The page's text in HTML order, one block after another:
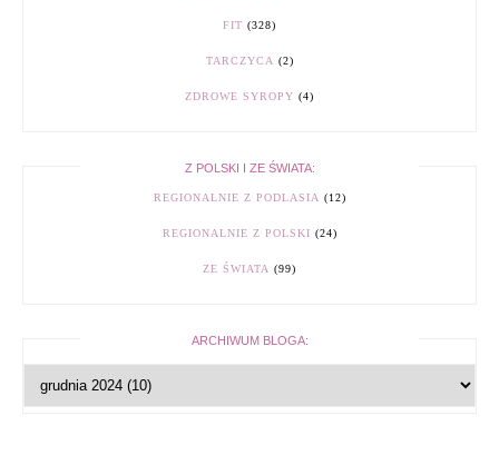
FIT (328)
TARCZYCA (2)
ZDROWE SYROPY (4)
Z POLSKI I ZE ŚWIATA:
REGIONALNIE Z PODLASIA (12)
REGIONALNIE Z POLSKI (24)
ZE ŚWIATA (99)
ARCHIWUM BLOGA: